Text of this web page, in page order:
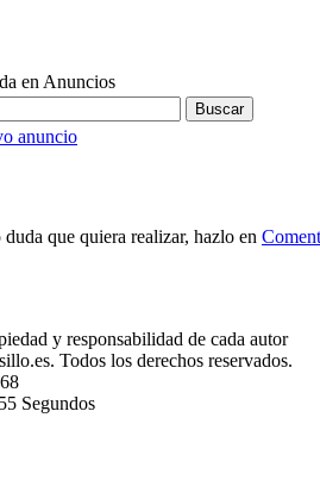
en Anuncios
anuncio
que quiera realizar, hazlo en
y responsabilidad de cada autor
Todos los derechos reservados.
Segundos